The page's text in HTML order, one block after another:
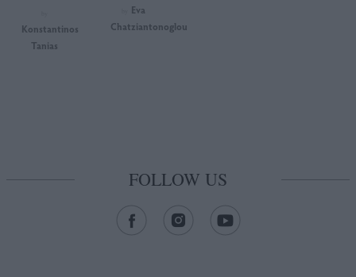
Konstantinos
Tanias
Eva
Chatziantonoglou
FOLLOW US